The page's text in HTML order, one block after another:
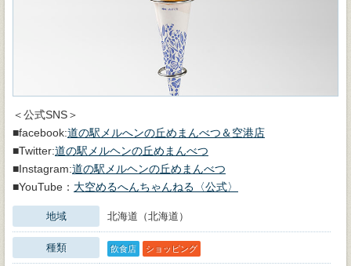
＜公式SNS＞
■facebook:道の駅メルへンの丘めまんべつ＆空港店
■Twitter:道の駅メルヘンの丘めまんべつ
■Instagram:道の駅メルヘンの丘めまんべつ
■YouTube： 大空めるへんちゃんねる〈公式〉
地域 北海道（北海道）
種類 飲食店 ショッピング